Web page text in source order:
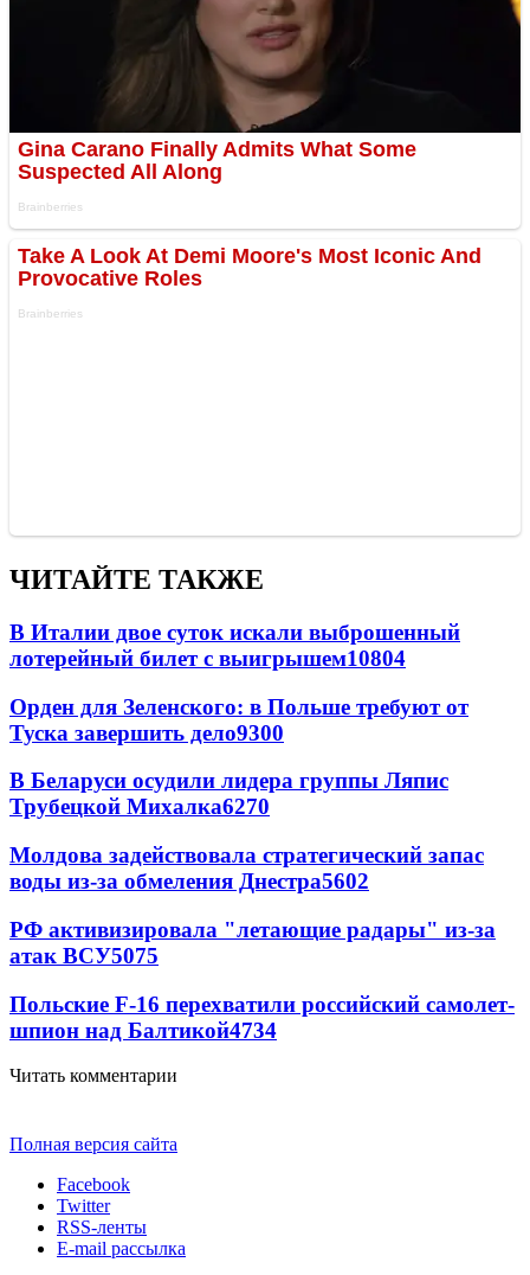
ЧИТАЙТЕ ТАКЖЕ
В Италии двое суток искали выброшенный
лотерейный билет с выигрышем10804
Орден для Зеленского: в Польше требуют от
Туска завершить дело9300
В Беларуси осудили лидера группы Ляпис
Трубецкой Михалка6270
Молдова задействовала стратегический запас
воды из-за обмеления Днестра5602
РФ активизировала "летающие радары" из-за
атак ВСУ5075
Польские F-16 перехватили российский самолет-
шпион над Балтикой4734
Читать комментарии
Полная версия сайта
Facebook
Twitter
RSS-ленты
E-mail рассылка